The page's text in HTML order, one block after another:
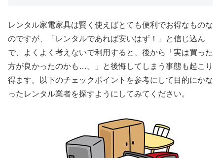
レンタル家電家具は賢く使えばとても便利でお得なものな
のですが、「レンタルであれば安いはず！」と信じ込ん
で、よくよく考えないで利用すると、後から「実は買った
方が良かったのかも…。」と後悔してしまう事態も起こり
得ます。以下のチェックポイントを参考にして目的にかな
ったレンタル業者を探すようにしてみてください。